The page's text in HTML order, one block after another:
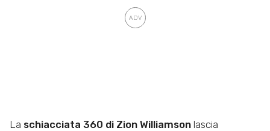
La schiacciata 360 di Zion Williamson lascia